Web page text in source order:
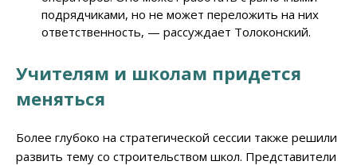
подрядчиками, но не может переложить на них
ответственность, — рассуждает Толоконский.
Учителям и школам придется
меняться
Более глубоко на стратегической сессии также решили
развить тему со строительством школ. Представители